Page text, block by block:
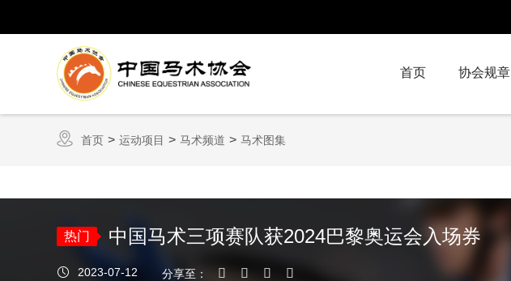
首页 协会规章
首页 运动项目 马术频道 马术图集
热门 中国马术三项赛队获2024巴黎奥运会入场券
2023-07-12 分享至：